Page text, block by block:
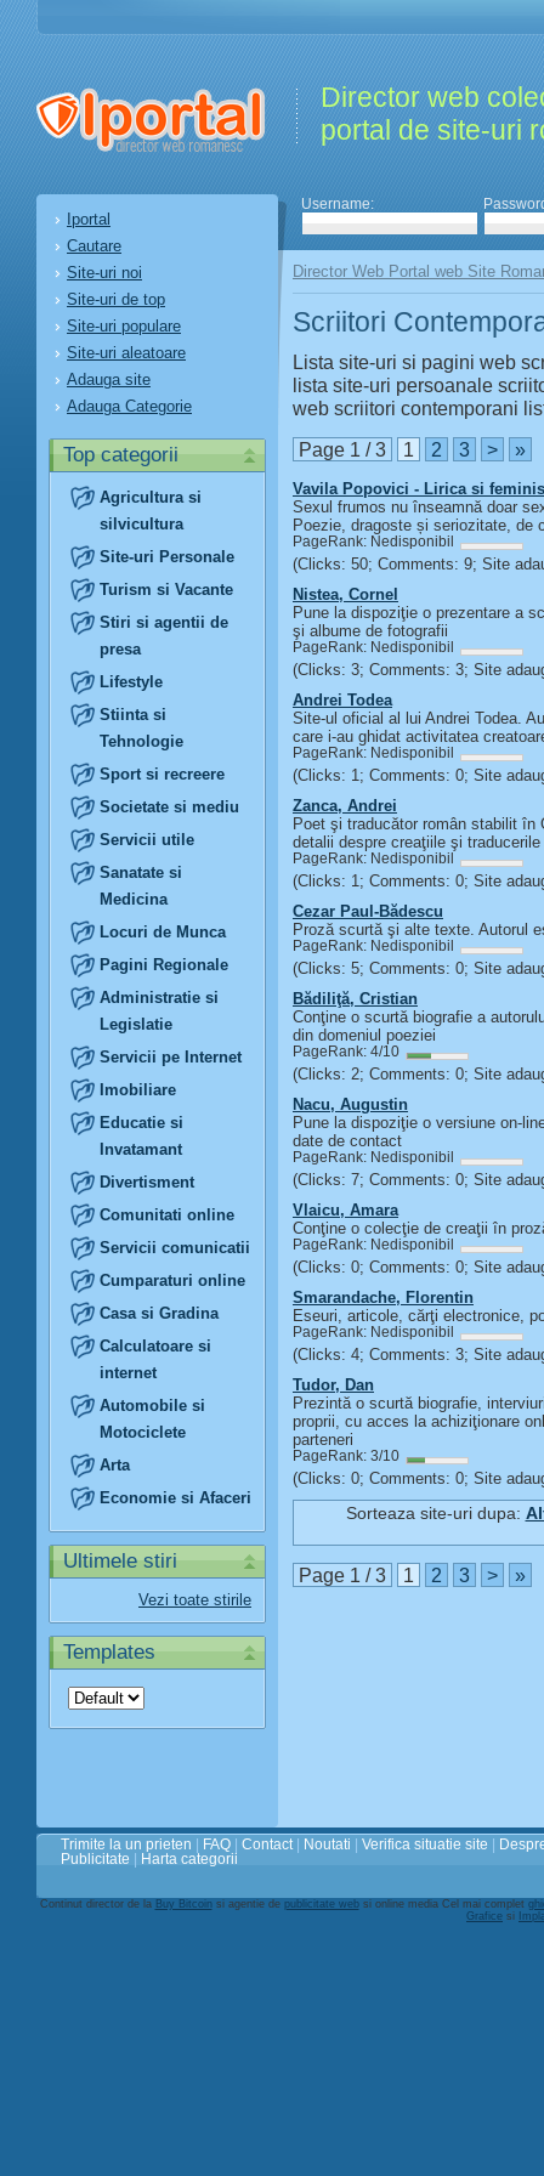
Director web
portal de site-uri
Iportal
Cautare
Site-uri noi
Site-uri de top
Site-uri populare
Site-uri aleatoare
Adauga site
Adauga Categorie
Top categorii
Agricultura si
silvicultura
Site-uri Personale
Turism si Vacante
Stiri si agentii de
presa
Lifestyle
Stiinta si
Tehnologie
Sport si recreere
Societate si mediu
Servicii utile
Sanatate si
Medicina
Locuri de Munca
Pagini Regionale
Administratie si
Legislatie
Servicii pe Internet
Imobiliare
Educatie si
Invatamant
Divertisment
Comunitati online
Servicii comunicatii
Cumparaturi online
Casa si Gradina
Calculatoare si
internet
Automobile si
Motociclete
Arta
Economie si Afaceri
Ultimele stiri
Vezi toate stirile
Templates
Username:
Director Web Portal web Site
Scriitori
Lista site-uri si pagini web
lista site-uri persoanale
web scriitori contemporani
Page 1 / 3
1 2 3 > »
Vavila Popovici - Lirica si
Sexul frumos nu înseamnă doar
Poezie, dragoste și seriozitate, de
PageRank: Nedisponibil
(Clicks: 50; Comments: 9; Site
Nistea, Cornel
Pune la dispoziţie o prezentare a
şi albume de fotografii
PageRank: Nedisponibil
(Clicks: 3; Comments: 3; Site
Andrei Todea
Site-ul oficial al lui Andrei Todea.
care i-au ghidat activitatea
PageRank: Nedisponibil
(Clicks: 1; Comments: 0; Site
Zanca, Andrei
Poet şi traducător român stabilit în
detalii despre creaţiile şi
PageRank: Nedisponibil
(Clicks: 1; Comments: 0; Site
Cezar Paul-Bădescu
Proză scurtă şi alte texte. Autorul
PageRank: Nedisponibil
(Clicks: 5; Comments: 0; Site
Bădiliţă, Cristian
Conţine o scurtă biografie a
din domeniul poeziei
PageRank: 4/10
(Clicks: 2; Comments: 0; Site
Nacu, Augustin
Pune la dispoziţie o versiune on-
date de contact
PageRank: Nedisponibil
(Clicks: 7; Comments: 0; Site
Vlaicu, Amara
Conţine o colecţie de creaţii în
PageRank: Nedisponibil
(Clicks: 0; Comments: 0; Site
Smarandache, Florentin
Eseuri, articole, cărţi electronice,
PageRank: Nedisponibil
(Clicks: 4; Comments: 3; Site
Tudor, Dan
Prezintă o scurtă biografie,
proprii, cu acces la achiziţionare
parteneri
PageRank: 3/10
(Clicks: 0; Comments: 0; Site
Sorteaza site-uri dupa:
Page 1 / 3 1 2 3 > »
Trimite la un prieten FAQ Contact Noutati Verifica situatie site
Publicitate
Harta categorii
Continut director de la Buy Bitcoinsi agentie de publicitate websi online media Cel mai complet
Grafice si